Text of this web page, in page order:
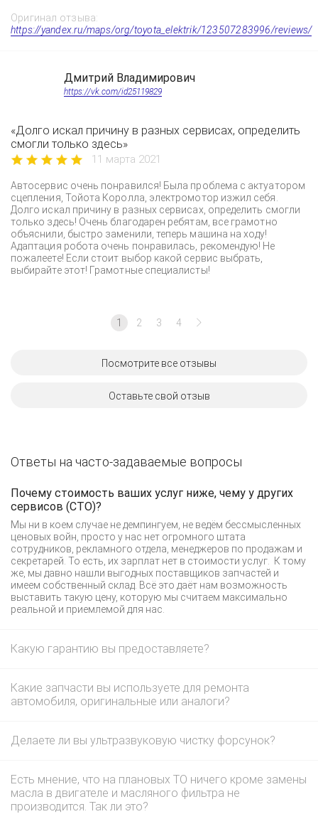
Оригинал отзыва:
https://yandex.ru/maps/org/toyota_elektrik/123507283996/reviews/
Дмитрий Владимирович
https://vk.com/id25119829
«Долго искал причину в разных сервисах, определить
смогли только здесь»
11 марта 2021
Автосервис очень понравился! Была проблема с актуатором
сцепления, Тойота Королла, электромотор изжил себя.
Долго искал причину в разных сервисах, определить смогли
только здесь! Очень благодарен ребятам, все грамотно
объяснили, быстро заменили, теперь машина на ходу!
Адаптация робота очень понравилась, рекомендую! Не
пожалеете! Если стоит выбор какой сервис выбрать,
выбирайте этот! Грамотные специалисты!
1 2 3 4
Посмотрите все отзывы
Оставьте свой отзыв
Ответы на часто-задаваемые вопросы
Почему стоимость ваших услуг ниже, чему у других
сервисов (СТО)?
Мы ни в коем случае не демпингуем, не ведём бессмысленных
ценовых войн, просто у нас нет огромного штата
сотрудников, рекламного отдела, менеджеров по продажам и
секретарей. То есть, их зарплат нет в стоимости услуг. К тому
же, мы давно нашли выгодных поставщиков запчастей и
имеем собственный склад. Всё это даёт нам возможность
выставить такую цену, которую мы считаем максимально
реальной и приемлемой для нас.
Какую гарантию вы предоставляете?
Какие запчасти вы используете для ремонта
автомобиля, оригинальные или аналоги?
Делаете ли вы ультразвуковую чистку форсунок?
Есть мнение, что на плановых ТО ничего кроме замены
масла в двигателе и масляного фильтра не
производится. Так ли это?